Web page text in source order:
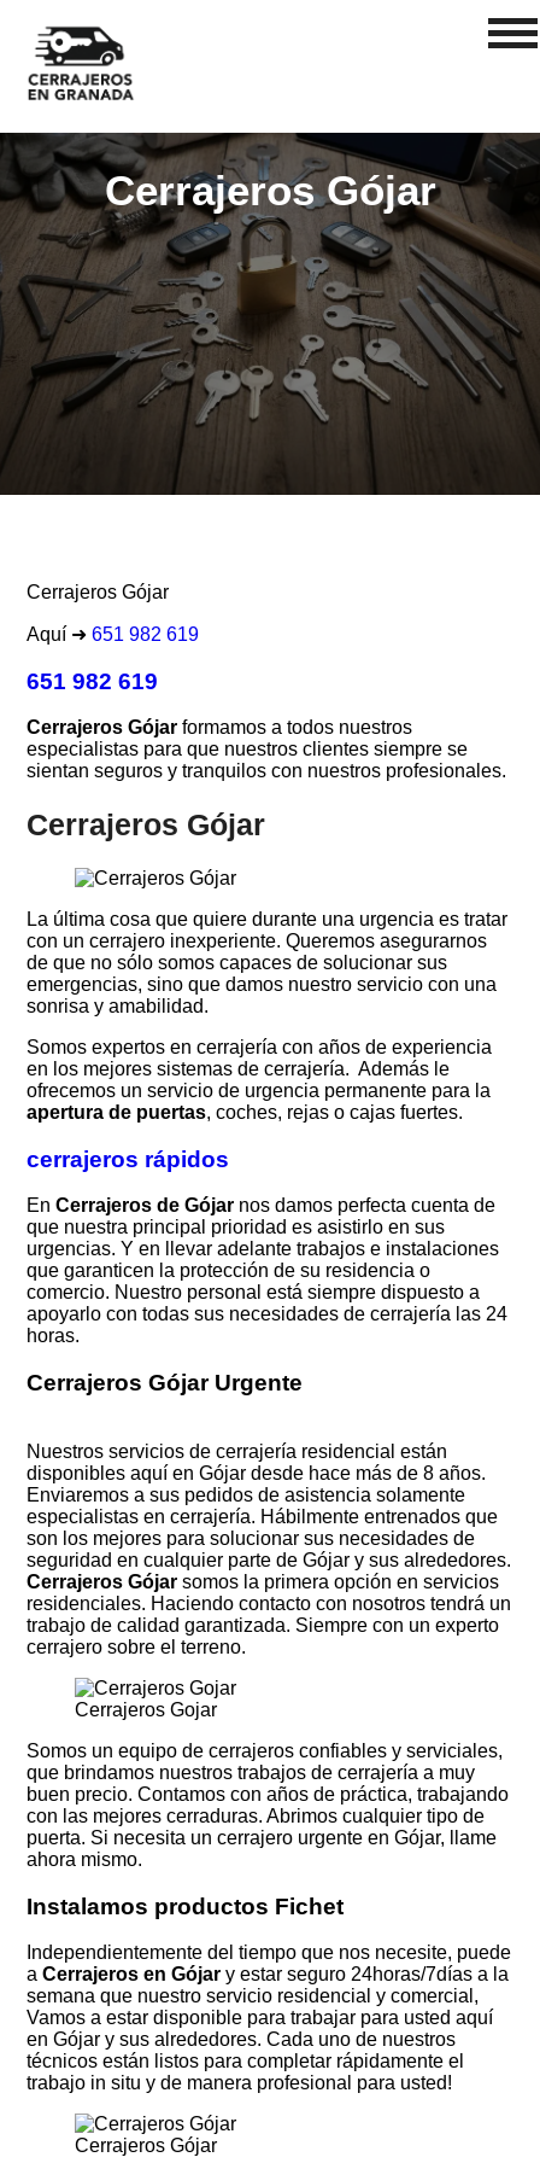
Cerrajeros Gójar
Cerrajeros Gójar
Aquí ➜651 982 619
651 982 619
Cerrajeros Gójarformamos a todos nuestros
especialistas para que nuestros clientes siempre se
sientan seguros y tranquilos con nuestros profesionales.
Cerrajeros Gójar
La última cosa que quiere durante una urgencia es tratar
con un cerrajero inexperiente. Queremos asegurarnos
de que no sólo somos capaces de solucionar sus
emergencias, sino que damos nuestro servicio con una
sonrisa y amabilidad.
Somos expertos en cerrajería con años de experiencia
en los mejores sistemas de cerrajería. Además le
ofrecemos un servicio de urgencia permanente para la
apertura de puertas, coches, rejas o cajas fuertes.
cerrajeros rápidos
EnCerrajeros de Gójar nos damos perfecta cuenta de
que nuestra principal prioridad es asistirlo en sus
urgencias. Y en llevar adelante trabajos e instalaciones
que garanticen la protección de su residencia o
comercio. Nuestro personal está siempre dispuesto a
apoyarlo con todas sus necesidades de cerrajería las 24
horas.
Cerrajeros Gójar Urgente
Nuestros servicios de cerrajería residencial están
disponibles aquí en Gójar desde hace más de 8 años.
Enviaremos a sus pedidos de asistencia solamente
especialistas en cerrajería. Hábilmente entrenados que
son los mejores para solucionar sus necesidades de
seguridad en cualquier parte de Gójar y sus alrededores.
Cerrajeros Gójarsomos la primera opción en servicios
residenciales. Haciendo contacto con nosotros tendrá un
trabajo de calidad garantizada. Siempre con un experto
cerrajero sobre el terreno.
Cerrajeros Gojar
Somos un equipo de cerrajeros confiables y serviciales,
que brindamos nuestros trabajos de cerrajería a muy
buen precio. Contamos con años de práctica, trabajando
con las mejores cerraduras. Abrimos cualquier tipo de
puerta. Si necesita un cerrajero urgente en Gójar, llame
ahora mismo.
Instalamos productos Fichet
Independientemente del tiempo que nos necesite, puede
a Cerrajeros en Gójar y estar seguro 24horas/7días a la
semana que nuestro servicio residencial y comercial,
Vamos a estar disponible para trabajar para usted aquí
en Gójar y sus alrededores. Cada uno de nuestros
técnicos están listos para completar rápidamente el
trabajo in situ y de manera profesional para usted!
Cerrajeros Gójar